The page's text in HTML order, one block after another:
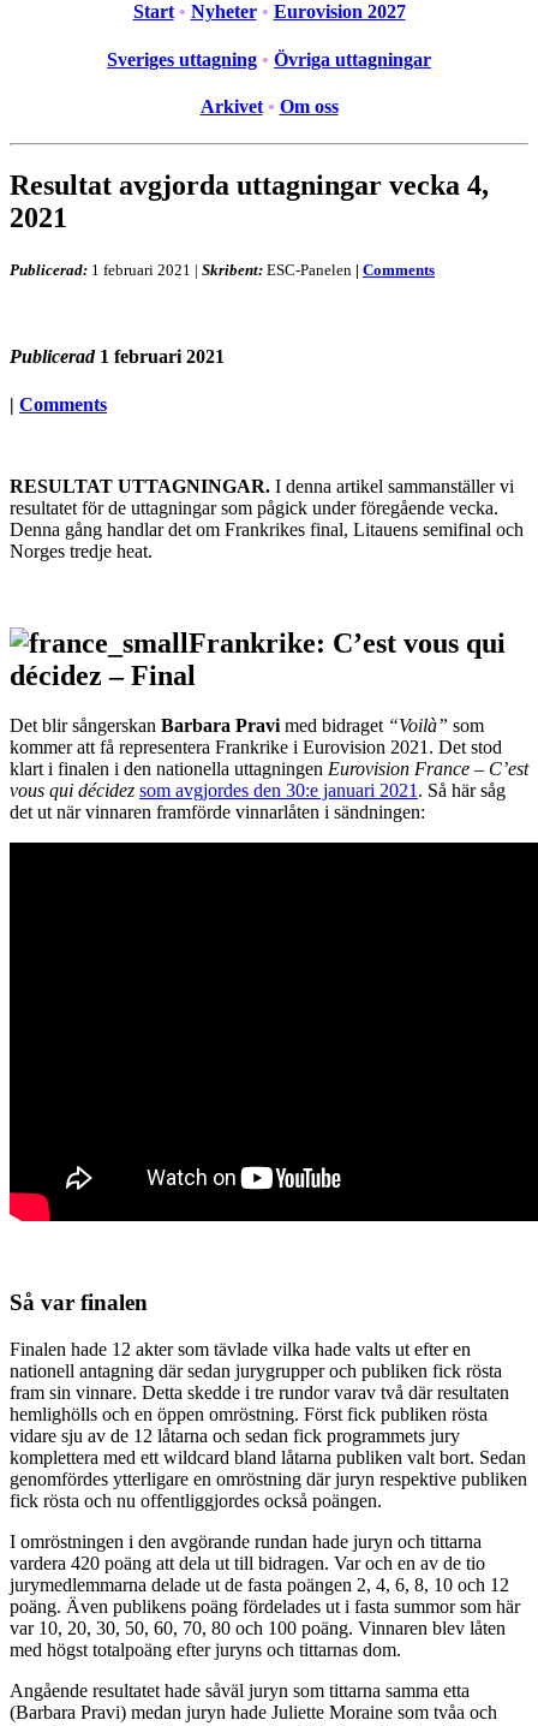
Start • Nyheter • Eurovision 2027
Sveriges uttagning • Övriga uttagningar
Arkivet • Om oss
Resultat avgjorda uttagningar vecka 4,
2021
Publicerad: 1 februari 2021 | Skribent: ESC-Panelen | Comments
Publicerad 1 februari 2021
| Comments
RESULTAT UTTAGNINGAR. I denna artikel sammanställer vi
resultatet för de uttagningar som pågick under föregående vecka.
Denna gång handlar det om Frankrikes final, Litauens semifinal och
Norges tredje heat.
Frankrike: C’est vous qui
décidez – Final
Det blir sångerskan Barbara Pravimed bidraget “Voilà” som
kommer att få representera Frankrike i Eurovision 2021. Det stod
klart i finalen i den nationella uttagningen Eurovision France – C’est
vous qui décidez som avgjordes den 30:e januari 2021. Så här såg
det ut när vinnaren framförde vinnarlåten i sändningen:
Så var finalen
Finalen hade 12 akter som tävlade vilka hade valts ut efter en
nationell antagning där sedan jurygrupper och publiken fick rösta
fram sin vinnare. Detta skedde i tre rundor varav två där resultaten
hemlighölls och en öppen omröstning. Först fick publiken rösta
vidare sju av de 12 låtarna och sedan fick programmets jury
komplettera med ett wildcard bland låtarna publiken valt bort. Sedan
genomfördes ytterligare en omröstning där juryn respektive publiken
fick rösta och nu offentliggjordes också poängen.
I omröstningen i den avgörande rundan hade juryn och tittarna
vardera 420 poäng att dela ut till bidragen. Var och en av de tio
jurymedlemmarna delade ut de fasta poängen 2, 4, 6, 8, 10 och 12
poäng. Även publikens poäng fördelades ut i fasta summor som här
var 10, 20, 30, 50, 60, 70, 80 och 100 poäng. Vinnaren blev låten
med högst totalpoäng efter juryns och tittarnas dom.
Angående resultatet hade såväl juryn som tittarna samma etta
(Barbara Pravi) medan juryn hade Juliette Moraine som tvåa och